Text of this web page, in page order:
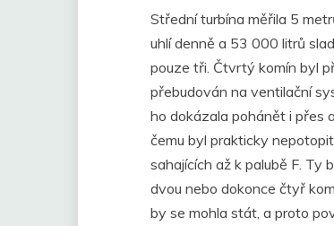
Střední turbína měřila 5
uhlí denně a 53 000 litrů
pouze tři. Čtvrtý komín byl
přebudován na ventilační
ho dokázala pohánět i přes
čemu byl prakticky
sahajících až k palubě F.
dvou nebo dokonce čtyř
by se mohla stát, a proto